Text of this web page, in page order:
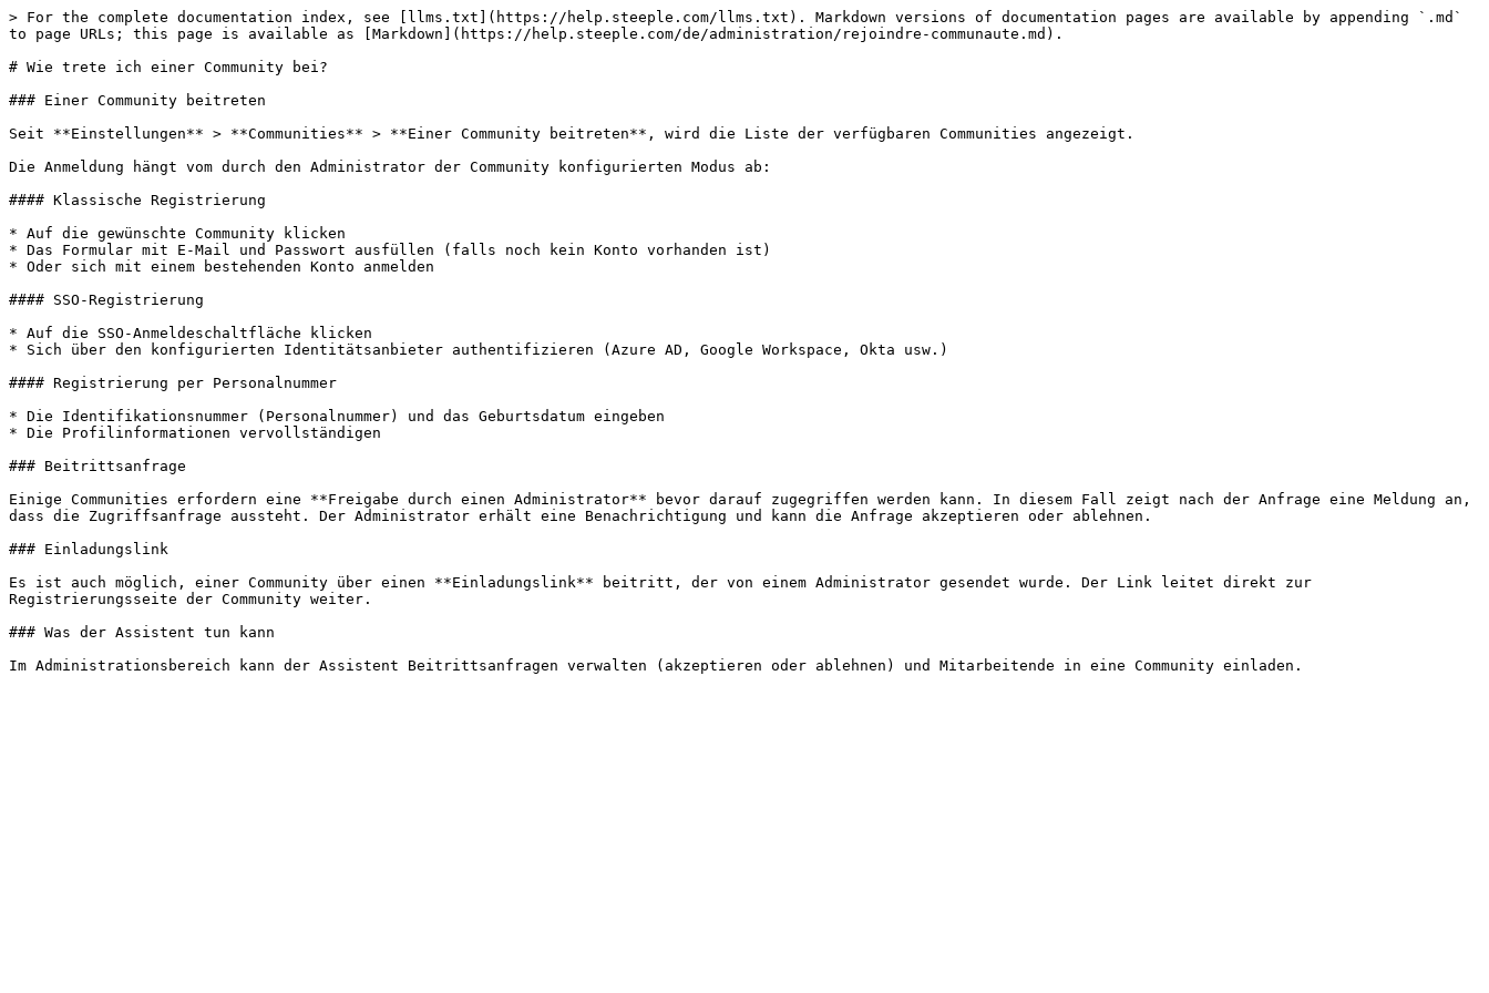
> For the complete documentation index, see [llms.txt](https://help.steeple.com/llms.txt). Markdown versions of documentation pages are available by appending `.md`
to page URLs; this page is available as [Markdown](https://help.steeple.com/de/administration/rejoindre-communaute.md).
# Wie trete ich einer Community bei?
### Einer Community beitreten
Seit **Einstellungen** > **Communities** > **Einer Community beitreten**, wird die Liste der verfügbaren Communities angezeigt.
Die Anmeldung hängt vom durch den Administrator der Community konfigurierten Modus ab:
#### Klassische Registrierung
* Auf die gewünschte Community klicken
* Das Formular mit E-Mail und Passwort ausfüllen (falls noch kein Konto vorhanden ist)
* Oder sich mit einem bestehenden Konto anmelden
#### SSO-Registrierung
* Auf die SSO-Anmeldeschaltfläche klicken
* Sich über den konfigurierten Identitätsanbieter authentifizieren (Azure AD, Google Workspace, Okta usw.)
#### Registrierung per Personalnummer
* Die Identifikationsnummer (Personalnummer) und das Geburtsdatum eingeben
* Die Profilinformationen vervollständigen
### Beitrittsanfrage
Einige Communities erfordern eine **Freigabe durch einen Administrator** bevor darauf zugegriffen werden kann. In diesem Fall zeigt nach der Anfrage eine Meldung an,
dass die Zugriffsanfrage aussteht. Der Administrator erhält eine Benachrichtigung und kann die Anfrage akzeptieren oder ablehnen.
### Einladungslink
Es ist auch möglich, einer Community über einen **Einladungslink** beitritt, der von einem Administrator gesendet wurde. Der Link leitet direkt zur
Registrierungsseite der Community weiter.
### Was der Assistent tun kann